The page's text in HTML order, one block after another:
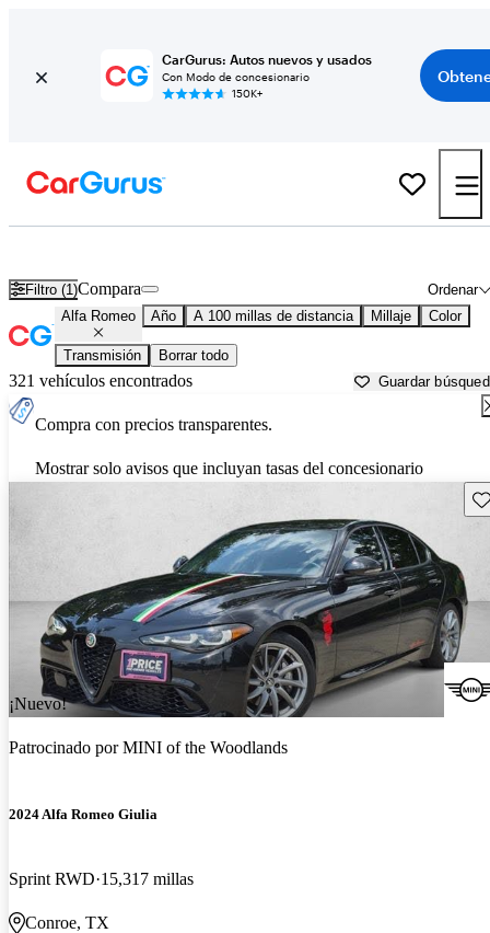
CarGurus: Autos nuevos y usados
Con Modo de concesionario
150K+
Filtro (1) Ordenar
Compara
Alfa Romeo Año A 100 millas de distancia Millaje Color
Transmisión Borrar todo
321 vehículos encontrados Guardar
Compra con precios transparentes.
Mostrar solo avisos que incluyan tasas del concesionario
¡Nuevo!
Patrocinado porMINI of the Woodlands
2024 Alfa Romeo Giulia
Sprint RWD 15,317 millas
Conroe, TX